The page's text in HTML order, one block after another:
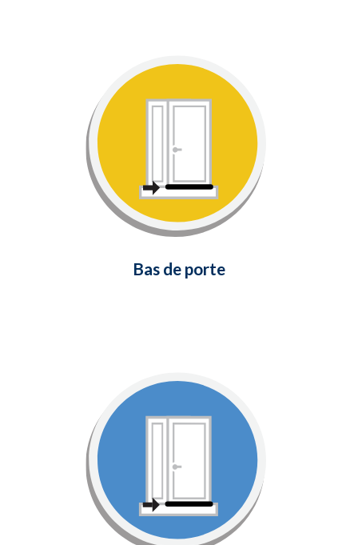
Bas de porte
Scellez les espaces entre le bas de
votre porte et le seuil avec cette
solution simple et peu coûteuse.
En savoir plus
Coupe-froid pour
Fournit un joint étanche aux
intempéries entre le bas de votre
porte et le seuil.